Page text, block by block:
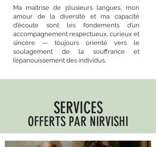
Ma maîtrise de plusieurs langues, mon
amour de la diversité et ma capacité
d’écoute sont les fondements d’un
accompagnement respectueux, curieux et
sincère — toujours orienté vers le
soulagement de la souffrance et
l’épanouissement des individus.
SERVICES
OFFERTS PAR NIRVISHI